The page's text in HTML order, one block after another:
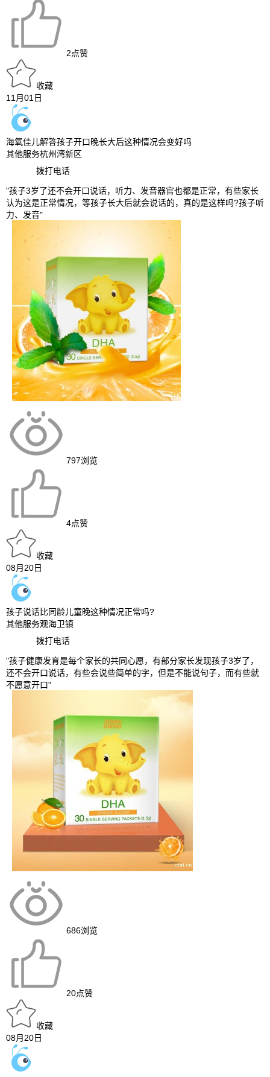
2点赞
收藏
11月01日
海氧佳儿解答孩子开口晚长大后这种情况会变好吗
其他服务杭州湾新区
拨打电话
"孩子3岁了还不会开口说话，听力、发音器官也都是正常，有些家长
认为这是正常情况，等孩子长大后就会说话的，真的是这样吗?孩子听
力、发音"
797浏览
4点赞
收藏
08月20日
孩子说话比同龄儿童晚这种情况正常吗?
其他服务观海卫镇
拨打电话
"孩子健康发育是每个家长的共同心愿，有部分家长发现孩子3岁了，
还不会开口说话，有些会说些简单的字，但是不能说句子，而有些就
不愿意开口"
686浏览
20点赞
收藏
08月20日